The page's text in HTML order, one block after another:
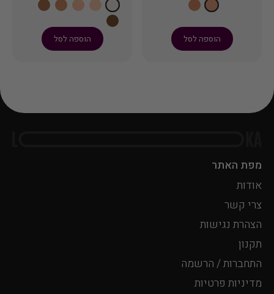
מדויקים לפיסול וחיטוב
הפנים.
הוספה לסל
ואינו סותם נקבוביות.
למראה מט עמיד
במיוחד.
הוספה לסל
מפת האתר
אודות
צרי קשר
הצהרת נגישות
תקנון
התחברות / הרשמה
מדיניות פרטיות